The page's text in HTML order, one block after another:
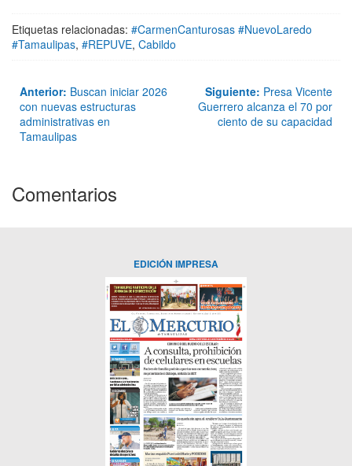
Etiquetas relacionadas: #CarmenCanturosas #NuevoLaredo
#Tamaulipas, #REPUVE, Cabildo
Anterior: Buscan iniciar 2026
con nuevas estructuras
administrativas en
Tamaulipas
Siguiente: Presa Vicente
Guerrero alcanza el 70 por
ciento de su capacidad
Comentarios
EDICIÓN IMPRESA